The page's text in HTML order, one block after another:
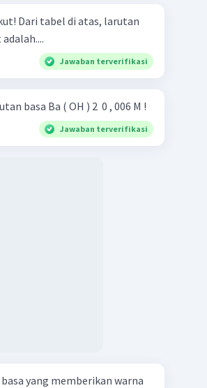
Jawaban terverifikasi
basa Ba ( OH ) 2 ​ 0 , 006 M !
Jawaban terverifikasi
yang memberikan warna